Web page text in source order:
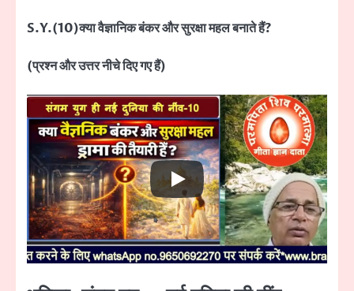
S.Y.(10)क्या वैज्ञानिक बंकर और सुरक्षा महल बनाते हैं?
(प्रश्न और उत्तर नीचे दिए गए हैं)